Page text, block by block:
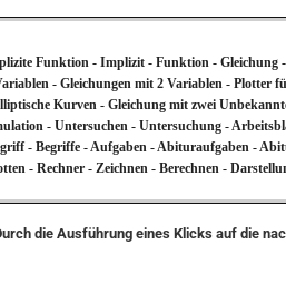
Funktion - Implizit - Funktion - Gleichung
- Gleichungen mit 2 Variablen - Plotter
Kurven - Gleichung mit zwei
- Untersuchen - Untersuchung -
- Begriffe - Aufgaben - Abituraufgaben -
- Rechner - Zeichnen - Berechnen -
die Ausführung eines Klicks auf die